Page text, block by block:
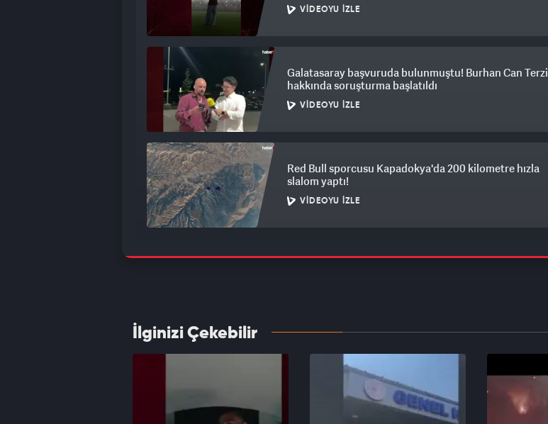
VIDEOYU İZLE
Galatasaray başvuruda bulunmuştu! Burhan Can Terzi
hakkında soruşturma başlatıldı
VIDEOYU İZLE
Red Bull sporcusu Kapadokya'da 200 kilometre hızla
slalom yaptı!
VIDEOYU İZLE
Beşiktaş Alexander Sörloth için gözünü kararttı!
İlginizi Çekebilir